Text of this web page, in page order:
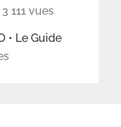
111 vues
• Le Guide